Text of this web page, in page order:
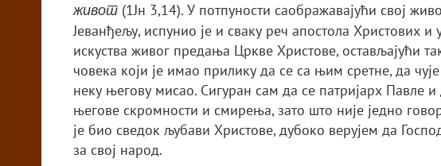
живот (1Јн 3,14). У потпуности саображавајући свој
Јеванђељу, испунио је и сваку реч апостола Христових и
искуства живог предања Цркве Христове, остављајући
човека који је имао прилику да се са њим сретне, да
неку његову мисао. Сигуран сам да се патријарх Павле
његове скромности и смирења, зато што није једно
је био сведок љубави Христове, дубоко верујем да
за свој народ.